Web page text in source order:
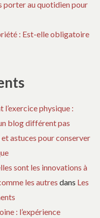
porter au quotidien pour
: Est-elle obligatoire
physique :
blog différent pas
astuces pour conserver
sont les innovations à
les autres dans Les
: l’expérience